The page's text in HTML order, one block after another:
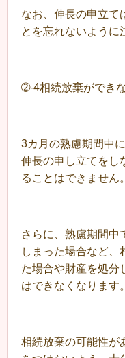
なお、伸長の申立て
とを忘れないように
➁-4相続放棄ができ
3カ月の熟慮期間中
伸長の申し立てをし
ることはできません。
さらに、熟慮期間中
しまった場合など、
た場合や財産を処分
はできなくなります。
相続放棄の可能性が